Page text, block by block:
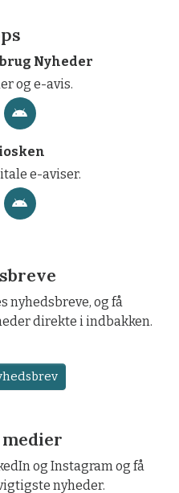
Nyheder
og e-avis.
e-aviser.
nyhedsbreve, og få
direkte i indbakken.
og Instagram og få
nyheder.